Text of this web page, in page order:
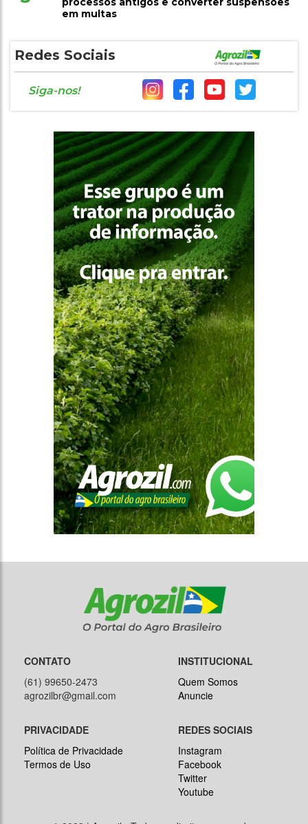
em multas
Redes Sociais
Siga-nos!
CONTATO
(61) 99650-2473
agrozilbr@gmail.com
INSTITUCIONAL
Quem Somos
Anuncie
PRIVACIDADE
Política de Privacidade
Termos de Uso
REDES SOCIAIS
Instagram
Facebook
Twitter
Youtube